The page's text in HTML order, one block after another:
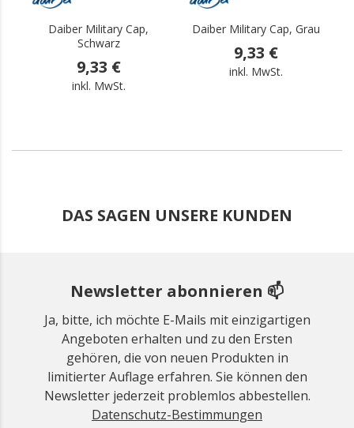
Daiber Military Cap,
Schwarz
9,33 €
inkl. MwSt.
Daiber Military Cap, Grau
9,33 €
inkl. MwSt.
DAS SAGEN UNSERE KUNDEN
Newsletter abonnieren 📫
Ja, bitte, ich möchte E-Mails mit einzigartigen
Angeboten erhalten und zu den Ersten
gehören, die von neuen Produkten in
limitierter Auflage erfahren. Sie können den
Newsletter jederzeit problemlos abbestellen.
Datenschutz-Bestimmungen